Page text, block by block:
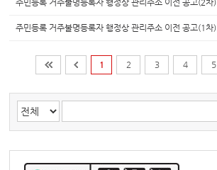
주민등록 거주불명등록자 행정상 관리주소 이전 공고(1차)
1 2 3 4 5